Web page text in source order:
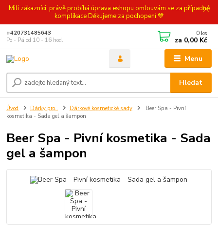
Milí zákazníci, právě probíhá úprava eshopu omlouvám se za případné
komplikace Děkujeme za pochopení 💙
Menu
Hledat
+420731485643
Po - Pá od 10 - 16 hod.
0 ks
za 0,00 Kč
Úvod Dárky pro.. Dárkové kosmetické sady
Beer Spa - Pivní
kosmetika - Sada gel a šampon
Beer Spa - Pivní kosmetika - Sada
gel a šampon